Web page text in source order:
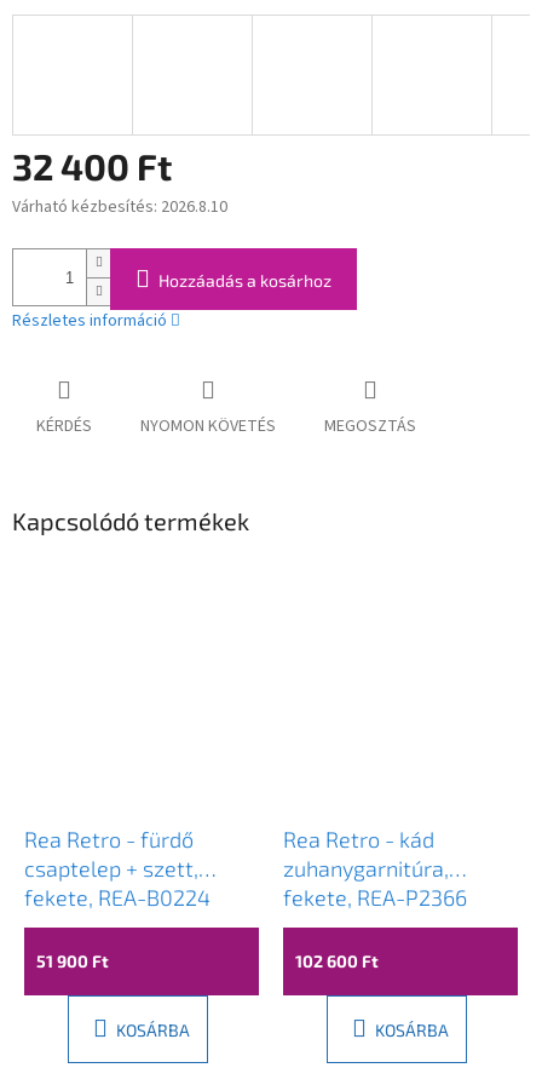
32 400 Ft
Egységár:
Várható kézbesítés: 2026.8.10
Hozzáadás a kosárhoz
Részletes információ
KÉRDÉS NYOMON KÖVETÉS MEGOSZTÁS
Kapcsolódó termékek
Rea Retro - fürdő
csaptelep + szett,
fekete, REA-B0224
51 900 Ft
KOSÁRBA
Rea Retro - kád
zuhanygarnitúra,
fekete, REA-P2366
102 600 Ft
KOSÁRBA